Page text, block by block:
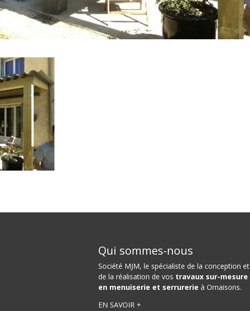
Qui sommes-nous
Société MJM, le spécialiste de la conception et
de la réalisation de vos travaux sur-mesure
en menuiserie et serrurerie à Ornaisons.
EN SAVOIR +